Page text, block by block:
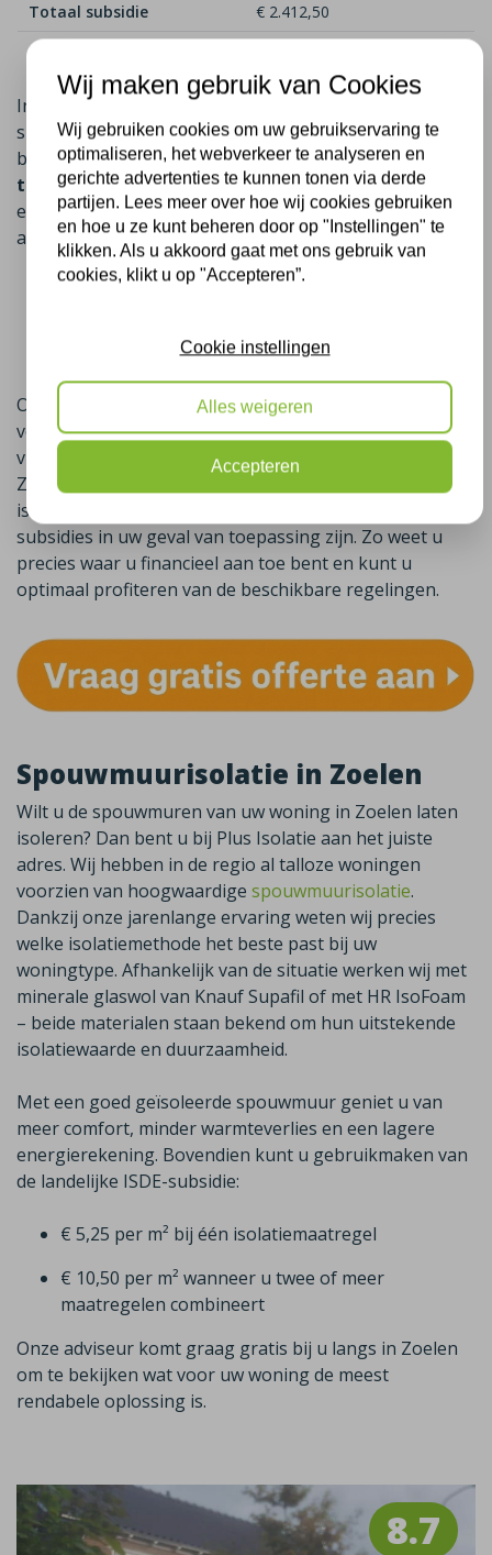
Totaal subsidie
€ 2.412,50
Netto kosten totaal
In sommige gevallen is er naast de landelijke ISDE-
subsidie ook nog een gemeentelijke subsidie
beschikbaar,u krijgt dan in sommige gevallen geld
toe op het isoleren van uw woning in Zoelen. Deze
extra vergoeding verschilt per gemeente en is vaak
afhankelijk van factoren zoals:
de WOZ-waarde van de woning,
en het aantal isolatiemaatregelen dat nog
Omdat deze voorwaarden per gemeente en woning
verschillen, komt een adviseur van Plus Isolatie graag
vrijblijvend bij u langs om dit samen te bekijken in
Zoelen. Tijdens het bezoek bespreken we de
isolatiemogelijkheden, de verwachte kosten én welke
subsidies in uw geval van toepassing zijn. Zo weet u
precies waar u financieel aan toe bent en kunt u
optimaal profiteren van de beschikbare regelingen.
Spouwmuurisolatie in Zoelen
Wilt u de spouwmuren van uw woning in Zoelen laten
isoleren? Dan bent u bij Plus Isolatie aan het juiste
adres. Wij hebben in de regio al talloze woningen
voorzien van hoogwaardige spouwmuurisolatie.
Dankzij onze jarenlange ervaring weten wij precies
welke isolatiemethode het beste past bij uw
woningtype. Afhankelijk van de situatie werken wij met
minerale glaswol van KnaufSupafil of met HR IsoFoam
– beide materialen staan bekend om hun uitstekende
isolatiewaarde en duurzaamheid.
Met een goed geïsoleerde spouwmuur geniet u van
meer comfort, minder warmteverlies en een lagere
energierekening. Bovendien kunt u gebruikmaken van
de landelijke ISDE-subsidie:
€ 5,25 per m² bij één isolatiemaatregel
€ 10,50 per m² wanneer u twee of meer
maatregelen combineert
Onze adviseur komt graag gratis bij u langs in Zoelen
om te bekijken wat voor uw woning de meest
rendabele oplossing is.
8.7
Wij maken gebruik van Cookies
Wij gebruiken cookies om uw gebruikservaring te
optimaliseren, het webverkeer te analyseren en
gerichte advertenties te kunnen tonen via derde
partijen. Lees meer over hoe wij cookies gebruiken
en hoe u ze kunt beheren door op "Instellingen" te
klikken. Als u akkoord gaat met ons gebruik van
cookies, klikt u op "Accepteren”.
Cookie instellingen
Alles weigeren
Accepteren